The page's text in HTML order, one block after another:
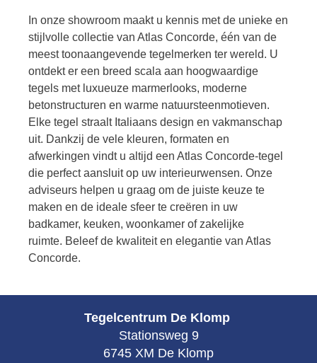
In onze showroom maakt u kennis met de unieke en
stijlvolle collectie van Atlas Concorde, één van de
meest toonaangevende tegelmerken ter wereld. U
ontdekt er een breed scala aan hoogwaardige
tegels met luxueuze marmerlooks, moderne
betonstructuren en warme natuursteenmotieven.
Elke tegel straalt Italiaans design en vakmanschap
uit. Dankzij de vele kleuren, formaten en
afwerkingen vindt u altijd een Atlas Concorde-tegel
die perfect aansluit op uw interieurwensen. Onze
adviseurs helpen u graag om de juiste keuze te
maken en de ideale sfeer te creëren in uw
badkamer, keuken, woonkamer of zakelijke
ruimte. Beleef de kwaliteit en elegantie van Atlas
Concorde.
Tegelcentrum De Klomp
Stationsweg 9
6745 XM De Klomp